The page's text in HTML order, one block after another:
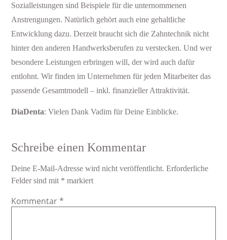
Sozialleistungen sind Beispiele für die unternommenen
Anstrengungen. Natürlich gehört auch eine gehaltliche
Entwicklung dazu. Derzeit braucht sich die Zahntechnik nicht
hinter den anderen Handwerksberufen zu verstecken. Und wer
besondere Leistungen erbringen will, der wird auch dafür
entlohnt. Wir finden im Unternehmen für jeden Mitarbeiter das
passende Gesamtmodell – inkl. finanzieller Attraktivität.
DiaDenta: Vielen Dank Vadim für Deine Einblicke.
Schreibe einen Kommentar
Deine E-Mail-Adresse wird nicht veröffentlicht. Erforderliche
Felder sind mit * markiert
Kommentar *